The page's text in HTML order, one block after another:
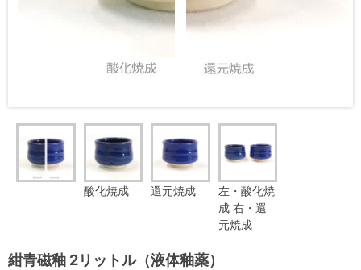
酸化焼成 還元焼成
左・酸化焼
成 右・還
元焼成
紺青磁釉 2リットル（液体釉薬）